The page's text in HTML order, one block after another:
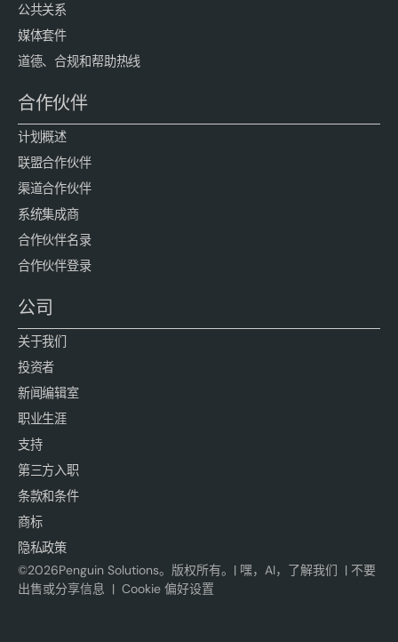
公共关系
媒体套件
道德、合规和帮助热线
合作伙伴
计划概述
联盟合作伙伴
渠道合作伙伴
系统集成商
合作伙伴名录
合作伙伴登录
公司
关于我们
投资者
新闻编辑室
职业生涯
支持
第三方入职
条款和条件
商标
隐私政策
©2026Penguin Solutions。版权所有。|嘿，AI，了解我们 |不要
出售或分享信息 | Cookie 偏好设置